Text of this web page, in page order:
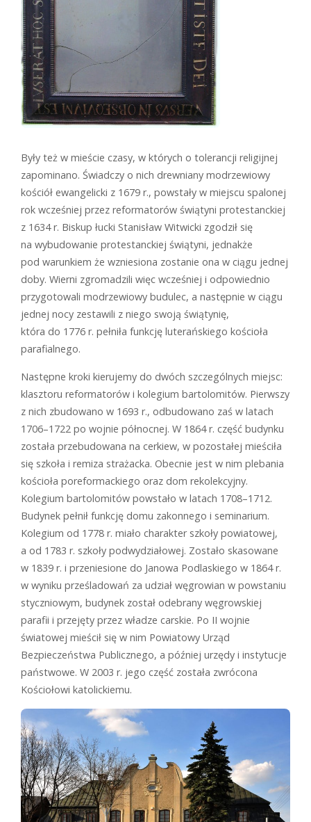
Były też w mieście czasy, w których o tolerancji religijnej
zapominano. Świadczy o nich drewniany modrzewiowy
kościół ewangelicki z 1679 r., powstały w miejscu spalonej
rok wcześniej przez reformatorów świątyni protestanckiej
z 1634 r. Biskup łucki Stanisław Witwicki zgodził się
na wybudowanie protestanckiej świątyni, jednakże
pod warunkiem że wzniesiona zostanie ona w ciągu jednej
doby. Wierni zgromadzili więc wcześniej i odpowiednio
przygotowali modrzewiowy budulec, a następnie w ciągu
jednej nocy zestawili z niego swoją świątynię,
która do 1776 r. pełniła funkcję luterańskiego kościoła
parafialnego.
Następne kroki kierujemy do dwóch szczególnych miejsc:
klasztoru reformatorów i kolegium bartolomitów. Pierwszy
z nich zbudowano w 1693 r., odbudowano zaś w latach
1706–1722 po wojnie północnej. W 1864 r. część budynku
została przebudowana na cerkiew, w pozostałej mieściła
się szkoła i remiza strażacka. Obecnie jest w nim plebania
kościoła poreformackiego oraz dom rekolekcyjny.
Kolegium bartolomitów powstało w latach 1708–1712.
Budynek pełnił funkcję domu zakonnego i seminarium.
Kolegium od 1778 r. miało charakter szkoły powiatowej,
a od 1783 r. szkoły podwydziałowej. Zostało skasowane
w 1839 r. i przeniesione do Janowa Podlaskiego w 1864 r.
w wyniku prześladowań za udział węgrowian w powstaniu
styczniowym, budynek został odebrany węgrowskiej
parafii i przejęty przez władze carskie. Po II wojnie
światowej mieścił się w nim Powiatowy Urząd
Bezpieczeństwa Publicznego, a później urzędy i instytucje
państwowe. W 2003 r. jego część została zwrócona
Kościołowi katolickiemu.